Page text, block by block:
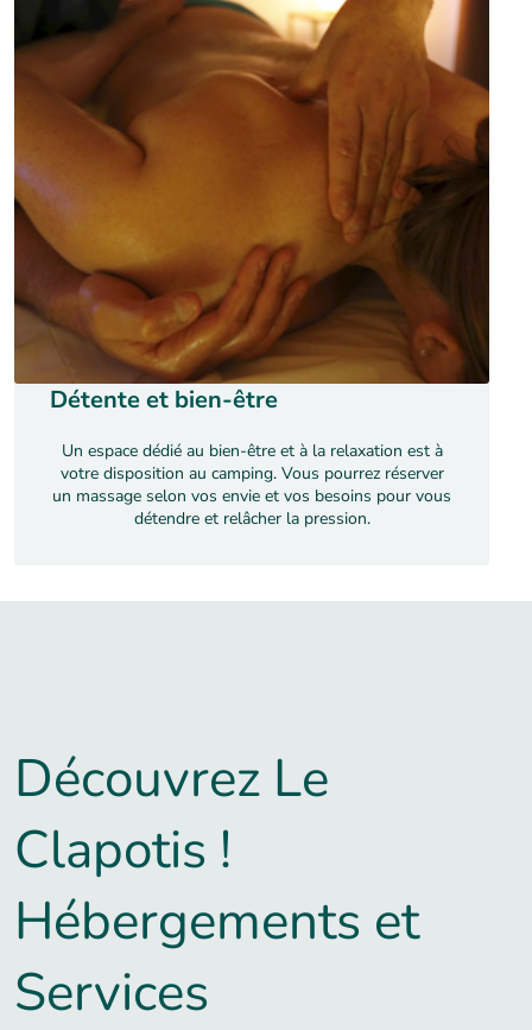
Détente et bien-être
Un espace dédié au bien-être et à la relaxation est à
votre disposition au camping. Vous pourrez réserver
un massage selon vos envie et vos besoins pour vous
détendre et relâcher la pression.
Découvrez Le
Clapotis !
Hébergements et
Services